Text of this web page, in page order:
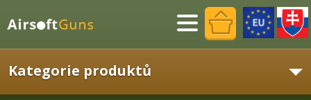
Menu
Kategorie produktů